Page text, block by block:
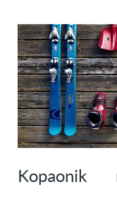
Kopaonik